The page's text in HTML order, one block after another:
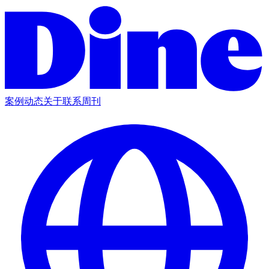
案例动态关于联系周刊